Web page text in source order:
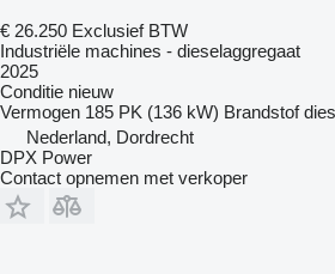
€ 26.250 Exclusief BTW
Industriële machines - dieselaggregaat
2025
Conditie nieuw
Vermogen 185 PK (136 kW) Brandstof
Nederland, Dordrecht
DPX Power
Contact opnemen met verkoper